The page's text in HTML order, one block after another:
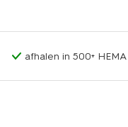
afhalen in 500+